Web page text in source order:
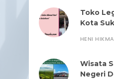
Toko
Kota
HENI
Wisata
Negeri